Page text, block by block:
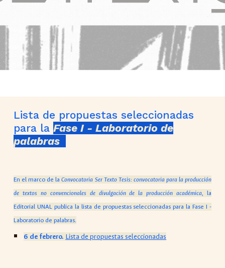
Lista de propuestas seleccionadas
para la Fase I - Laboratorio de
palabras
En el marco de laConvocatoria Ser TextoTesis: convocatoria para la producción
de textos no convencionales de divulgación de la producción académica, la
Editorial UNAL publica la lista de propuestas seleccionadas para la Fase I -
Laboratorio de palabras.
6 de febrero. Lista de propuestas seleccionadas